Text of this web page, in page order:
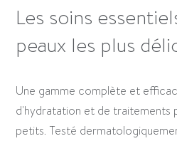
Les soins
peaux les plus
Une gamme complète et
d'hydratation et de traitements
petits. Testé